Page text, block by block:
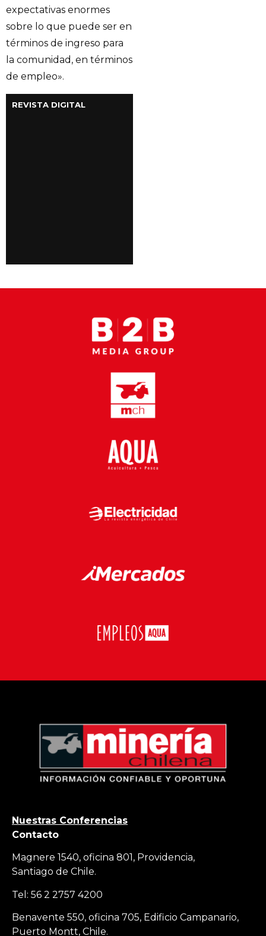
expectativas enormes
sobre lo que puede ser en
términos de ingreso para
la comunidad, en términos
de empleo».
REVISTA DIGITAL
Nuestras Conferencias
Contacto
Magnere 1540, oficina 801, Providencia,
Santiago de Chile.
Tel: 56 2 2757 4200
Benavente 550, oficina 705, Edificio Campanario,
Puerto Montt, Chile.